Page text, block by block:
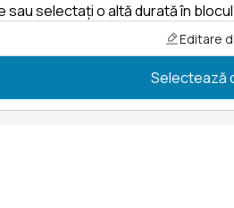
selectați o altă durată în blocul
Editare
Selectează